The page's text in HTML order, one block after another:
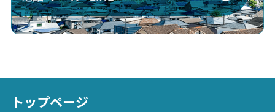
トップページ